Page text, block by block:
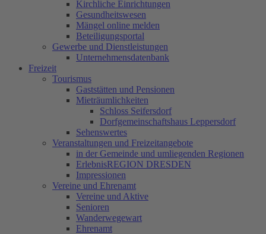
Kirchliche Einrichtungen
Gesundheitswesen
Mängel online melden
Beteiligungsportal
Gewerbe und Dienstleistungen
Unternehmensdatenbank
Freizeit
Tourismus
Gaststätten und Pensionen
Mieträumlichkeiten
Schloss Seifersdorf
Dorfgemeinschaftshaus Leppersdorf
Sehenswertes
Veranstaltungen und Freizeitangebote
in der Gemeinde und umliegenden Regionen
ErlebnisREGION DRESDEN
Impressionen
Vereine und Ehrenamt
Vereine und Aktive
Senioren
Wanderwegewart
Ehrenamt